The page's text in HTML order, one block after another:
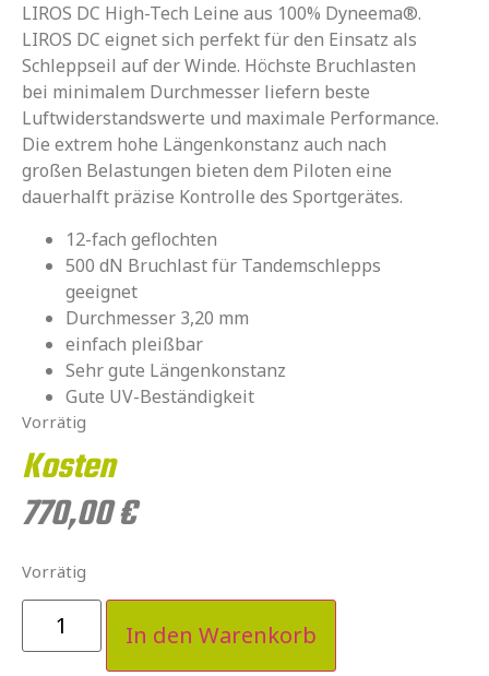
LIROS DC High-Tech Leine aus 100% Dyneema®.
LIROS DC eignet sich perfekt für den Einsatz als
Schleppseil auf der Winde. Höchste Bruchlasten
bei minimalem Durchmesser liefern beste
Luftwiderstandswerte und maximale Performance.
Die extrem hohe Längenkonstanz auch nach
großen Belastungen bieten dem Piloten eine
dauerhalft präzise Kontrolle des Sportgerätes.
12-fach geflochten
500 dN Bruchlast für Tandemschlepps
geeignet
Durchmesser 3,20 mm
einfach pleißbar
Sehr gute Längenkonstanz
Gute UV-Beständigkeit
Vorrätig
Kosten
770,00€
Vorrätig
In den Warenkorb